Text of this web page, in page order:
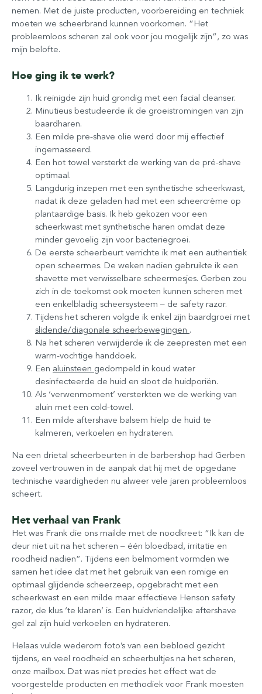
nemen. Met de juiste producten, voorbereiding en techniek
moeten we scheerbrand kunnen voorkomen. “Het
probleemloos scheren zal ook voor jou mogelijk zijn”, zo was
mijn belofte.
Hoe ging ik te werk?
Ik reinigde zijn huid grondig met een facial cleanser.
Minutieus bestudeerde ik de groeistromingen van zijn
baardharen.
Een milde pre-shave olie werd door mij effectief
ingemasseerd.
Een hot towel versterkt de werking van de pré-shave
optimaal.
Langdurig inzepen met een synthetische scheerkwast,
nadat ik deze geladen had met een scheercrème op
plantaardige basis. Ik heb gekozen voor een
scheerkwast met synthetische haren omdat deze
minder gevoelig zijn voor bacteriegroei.
De eerste scheerbeurt verrichte ik met een authentiek
open scheermes. De weken nadien gebruikte ik een
shavette met verwisselbare scheermesjes. Gerben zou
zich in de toekomst ook moeten kunnen scheren met
een enkelbladig scheersysteem – de safety razor.
Tijdens het scheren volgde ik enkel zijn baardgroei met
slidende/diagonale scheerbewegingen .
Na het scheren verwijderde ik de zeepresten met een
warm-vochtige handdoek.
Een aluinsteen gedompeld in koud water
desinfecteerde de huid en sloot de huidporiën.
Als ‘verwenmoment’ versterkten we de werking van
aluin met een cold-towel.
Een milde aftershave balsem hielp de huid te
kalmeren, verkoelen en hydrateren.
Na een drietal scheerbeurten in de barbershop had Gerben
zoveel vertrouwen in de aanpak dat hij met de opgedane
technische vaardigheden nu alweer vele jaren probleemloos
scheert.
Het verhaal van Frank
Het was Frank die ons mailde met de noodkreet: “Ik kan de
deur niet uit na het scheren – één bloedbad, irritatie en
roodheid nadien”. Tijdens een belmoment vormden we
samen het idee dat met het gebruik van een romige en
optimaal glijdende scheerzeep, opgebracht met een
scheerkwast en een milde maar effectieve Henson safety
razor, de klus ‘te klaren’ is. Een huidvriendelijke aftershave
gel zal zijn huid verkoelen en hydrateren.
Helaas vulde wederom foto’s van een bebloed gezicht
tijdens, en veel roodheid en scheerbultjes na het scheren,
onze mailbox. Dat was niet precies het effect wat de
voorgestelde producten en methodiek voor Frank moesten